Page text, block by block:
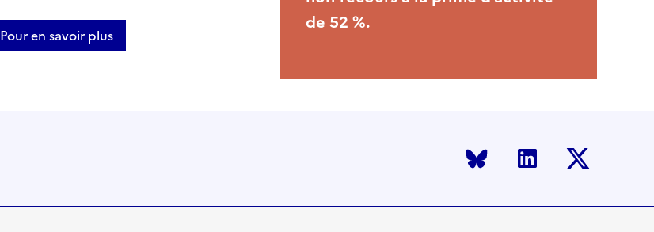
Pour en savoir plus
de 52 %.
Bluesky LinkedIn